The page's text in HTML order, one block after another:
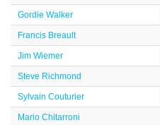
Gordie Walker
Francis Breault
Jim Wiemer
Steve Richmond
Sylvain Couturier
Mario Chitarroni